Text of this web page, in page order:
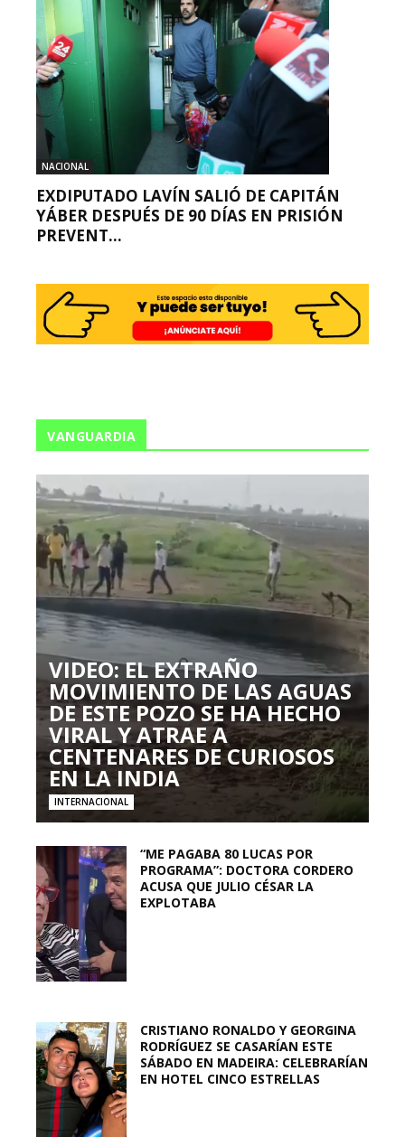
NACIONAL
EXDIPUTADO LAVÍN SALIÓ DE CAPITÁN
YÁBER DESPUÉS DE 90 DÍAS EN PRISIÓN
PREVENT...
VANGUARDIA
VIDEO: EL EXTRAÑO
MOVIMIENTO DE LAS AGUAS
DE ESTE POZO SE HA HECHO
VIRAL Y ATRAE A
CENTENARES DE CURIOSOS
EN LA INDIA
INTERNACIONAL
“ME PAGABA 80 LUCAS POR
PROGRAMA”: DOCTORA CORDERO
ACUSA QUE JULIO CÉSAR LA
EXPLOTABA
CRISTIANO RONALDO Y GEORGINA
RODRÍGUEZ SE CASARÍAN ESTE
SÁBADO EN MADEIRA: CELEBRARÍAN
EN HOTEL CINCO ESTRELLAS